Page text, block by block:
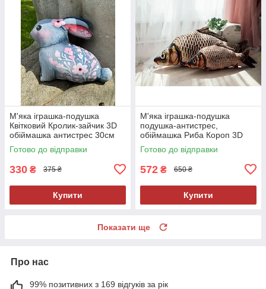
М'яка іграшка-подушка
Квітковий Кролик-зайчик 3D
обіймашка антистрес 30см
Готово до відправки
330 ₴ 375 ₴
Купити
М'яка іграшка-подушка
подушка-антистрес,
обіймашка Риба Короп 3D
70см
Готово до відправки
572 ₴ 650 ₴
Купити
Показати ще
Про нас
99% позитивних з 169 відгуків за рік